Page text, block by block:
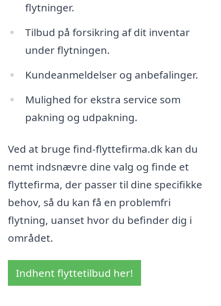
flytninger.
Tilbud på forsikring af dit inventar
under flytningen.
Kundeanmeldelser og anbefalinger.
Mulighed for ekstra service som
pakning og udpakning.
Ved at bruge find-flyttefirma.dk kan du
nemt indsnævre dine valg og finde et
flyttefirma, der passer til dine specifikke
behov, så du kan få en problemfri
flytning, uanset hvor du befinder dig i
området.
Indhent flyttetilbud her!